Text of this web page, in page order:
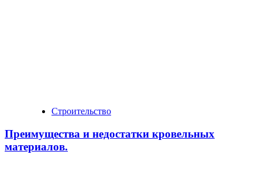
Строительство
Преимущества и недостатки кровельных
материалов.